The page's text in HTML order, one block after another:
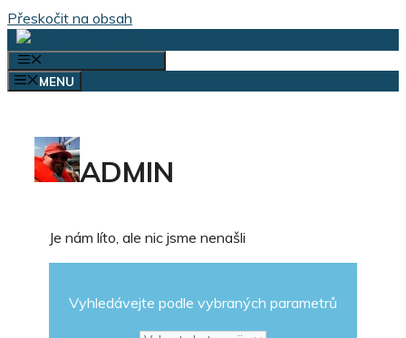
Přeskočit na obsah
MENU
ADMIN
Je nám líto, ale nic jsme nenašli
Vyhledávejte podle vybraných parametrů